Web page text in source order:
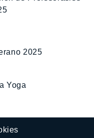
2025
Yoga